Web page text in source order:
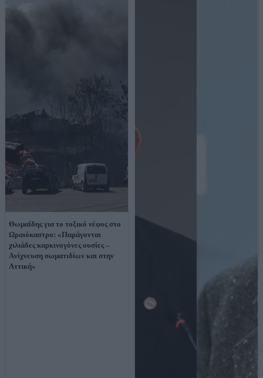
Θωμαΐδης για το τοξικό νέφος στο
Ωραιόκαστρο: «Παράγονται
χιλιάδες καρκινογόνες ουσίες –
Aνίχνευση σωματιδίων και στην
Αττική»